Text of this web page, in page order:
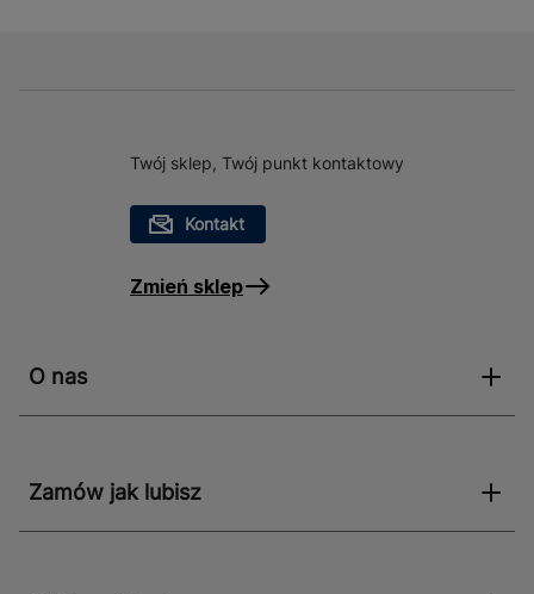
Twój sklep, Twój punkt kontaktowy
Kontakt
Zmień sklep
O nas
Zamów jak lubisz